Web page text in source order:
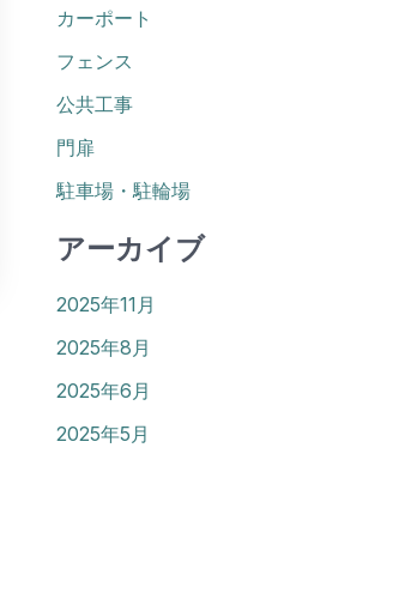
カーポート
フェンス
公共工事
門扉
駐車場・駐輪場
アーカイブ
2025年11月
2025年8月
2025年6月
2025年5月